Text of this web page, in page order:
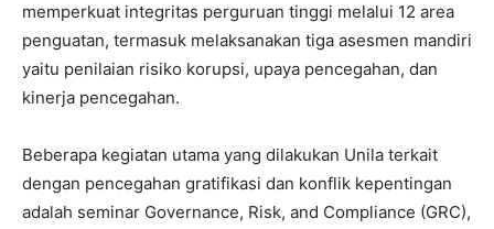
memperkuat integritas perguruan tinggi melalui 12 area
penguatan, termasuk melaksanakan tiga asesmen mandiri
yaitu penilaian risiko korupsi, upaya pencegahan, dan
kinerja pencegahan.
Beberapa kegiatan utama yang dilakukan Unila terkait
dengan pencegahan gratifikasi dan konflik kepentingan
adalah seminar Governance, Risk, and Compliance (GRC),